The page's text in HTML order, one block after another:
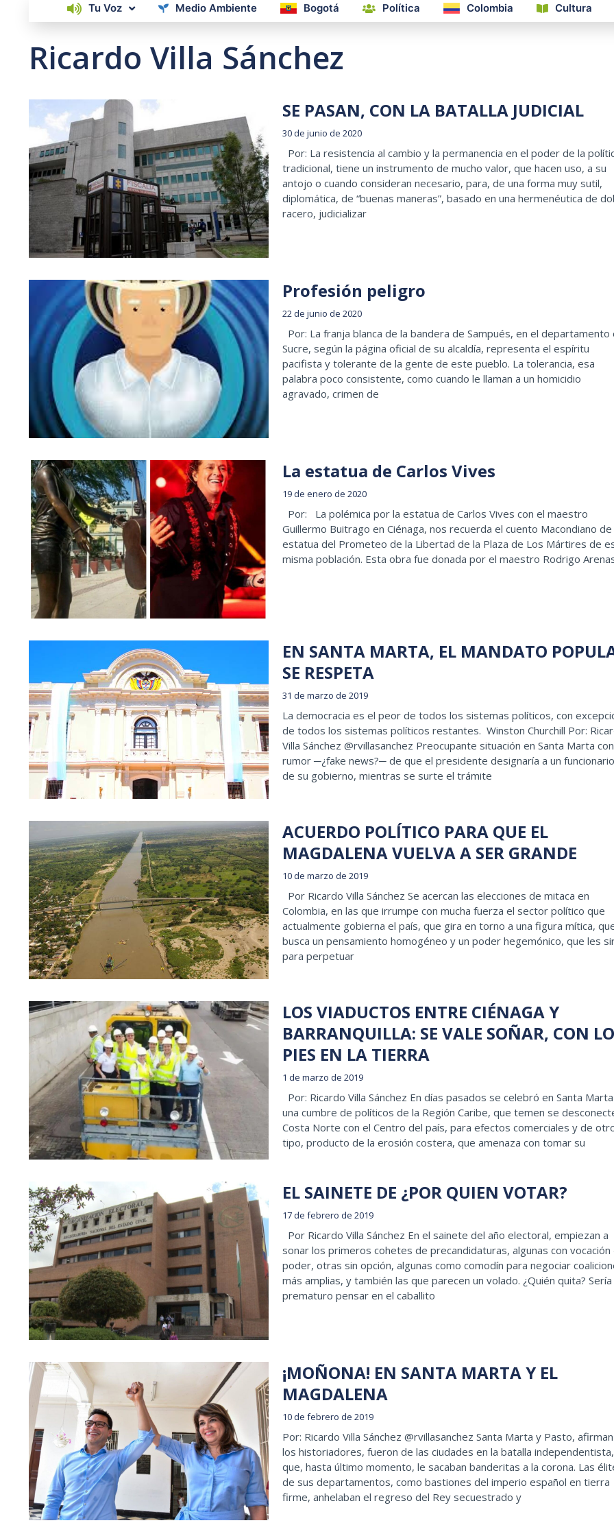
Tu Voz Medio Ambiente Bogotá Política Colombia Cultura
Ricardo Villa Sánchez
SE PASAN, CON LA BATALLA JUDICIAL
30 de junio de 2020
Por: La resistencia al cambio y la permanencia en el poder de la
tradicional, tiene un instrumento de mucho valor, que hacen uso, a su
antojo o cuando consideran necesario, para, de una forma muy sutil,
diplomática, de “buenas maneras”, basado en una hermenéutica de
racero, judicializar
Profesión peligro
22 de junio de 2020
Por: La franja blanca de la bandera de Sampués, en el departamento
Sucre, según la página oficial de su alcaldía, representa el espíritu
pacifista y tolerante de la gente de este pueblo. La tolerancia, esa
palabra poco consistente, como cuando le llaman a un homicidio
agravado, crimen de
La estatua de Carlos Vives
19 de enero de 2020
Por: La polémica por la estatua de Carlos Vives con el maestro
Guillermo Buitrago en Ciénaga, nos recuerda el cuento Macondiano de
estatua del Prometeo de la Libertad de la Plaza de Los Mártires de
misma población. Esta obra fue donada por el maestro Rodrigo
EN SANTA MARTA, EL MANDATO
SE RESPETA
31 de marzo de 2019
La democracia es el peor de todos los sistemas políticos, con
de todos los sistemas políticos restantes. Winston Churchill Por:
Villa Sánchez @rvillasanchez Preocupante situación en Santa Marta
rumor ─¿fake news?─ de que el presidente designaría a un funcionario
de su gobierno, mientras se surte el trámite
ACUERDO POLÍTICO PARA QUE EL
MAGDALENA VUELVA A SER GRANDE
10 de marzo de 2019
Por Ricardo Villa Sánchez Se acercan las elecciones de mitaca en
Colombia, en las que irrumpe con mucha fuerza el sector político que
actualmente gobierna el país, que gira en torno a una figura mítica,
busca un pensamiento homogéneo y un poder hegemónico, que les
para perpetuar
LOS VIADUCTOS ENTRE CIÉNAGA Y
BARRANQUILLA: SE VALE SOÑAR, CON
PIES EN LA TIERRA
1 de marzo de 2019
Por: Ricardo Villa Sánchez En días pasados se celebró en Santa Marta
una cumbre de políticos de la Región Caribe, que temen se
Costa Norte con el Centro del país, para efectos comerciales y de
tipo, producto de la erosión costera, que amenaza con tomar su
EL SAINETE DE ¿POR QUIEN VOTAR?
17 de febrero de 2019
Por Ricardo Villa Sánchez En el sainete del año electoral, empiezan a
sonar los primeros cohetes de precandidaturas, algunas con vocación
poder, otras sin opción, algunas como comodín para negociar
más amplias, y también las que parecen un volado. ¿Quién quita? Sería
prematuro pensar en el caballito
¡MOÑONA! EN SANTA MARTA Y EL
MAGDALENA
10 de febrero de 2019
Por: Ricardo Villa Sánchez @rvillasanchez Santa Marta y Pasto, afirman
los historiadores, fueron de las ciudades en la batalla independentista,
que, hasta último momento, le sacaban banderitas a la corona. Las
de sus departamentos, como bastiones del imperio español en tierra
firme, anhelaban el regreso del Rey secuestrado y